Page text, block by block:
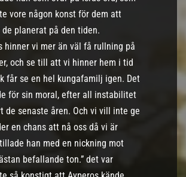
vore någon konst för dem att
planerat på den tiden.
hinner vi mer än väl få rullning på
och se till att vi hinner hem i tid
får se en hel kungafamilj igen. Det
för sin moral, efter all instabilitet
de senaste åren. Och vi vill inte ge
en chans att nå oss då vi är
han med en nickning mot
befallande ton.” det var